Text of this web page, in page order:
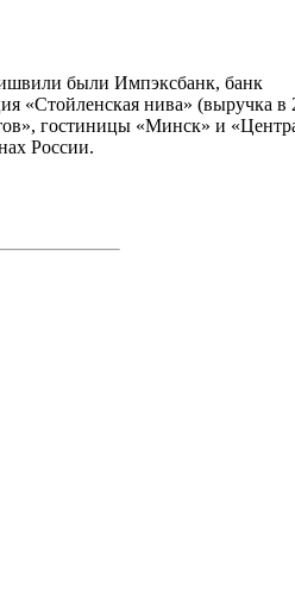
были Импэксбанк, банк
«Стойленская нива» (выручка в
гостиницы «Минск» и
России.